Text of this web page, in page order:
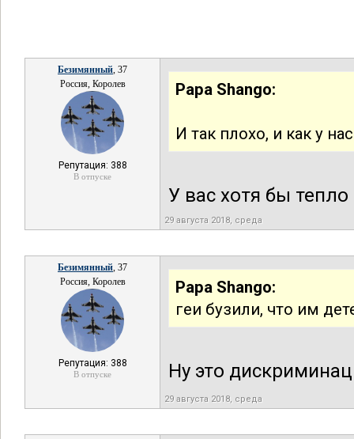
Безимянный, 37
Россия, Королев
Репутация: 388
В отпуске
Papa Shango:
И так плохо, и как у
У вас хотя бы
29 августа 2018, среда
Безимянный, 37
Россия, Королев
Репутация: 388
В отпуске
Papa Shango:
геи бузили, что им
Ну это
29 августа 2018, среда